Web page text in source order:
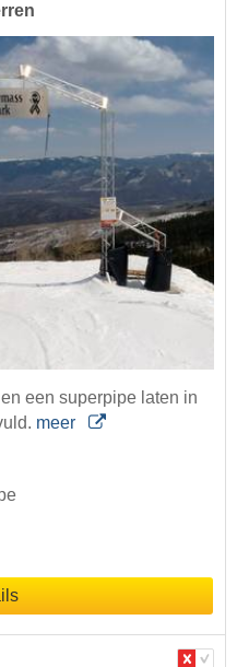
een superpipe laten in
meer